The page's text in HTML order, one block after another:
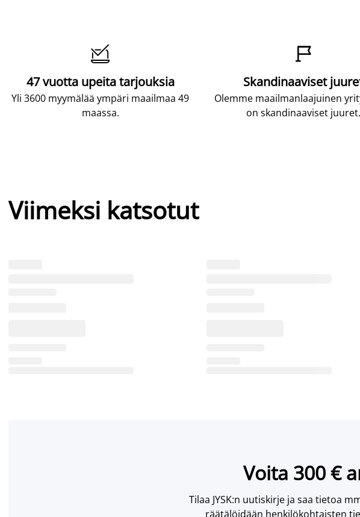

47 vuotta upeita tarjouksia
Yli 3600 myymälää ympäri maailmaa 49
maassa.

Skandinaaviset
Olemme maailmanlaajuinen
on skandinaaviset juuret.
Viimeksi katsotut
Voita 300 €
Tilaa JYSK:n uutiskirje ja saa tietoa
räätälöidään henkilökohtaisten